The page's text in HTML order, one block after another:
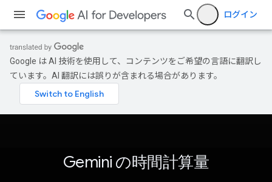
ログイン
Google は AI 技術を使用して、コンテンツをご希望の言語に翻訳し
ています。AI 翻訳には誤りが含まれる場合があります。
Gemini の時間計算量